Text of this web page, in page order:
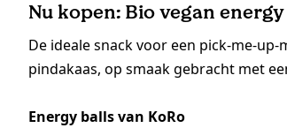
Nu kopen: Bio vegan
De ideale snack voor een pick-me-
pindakaas, op smaak gebracht met
Energy balls van KoRo